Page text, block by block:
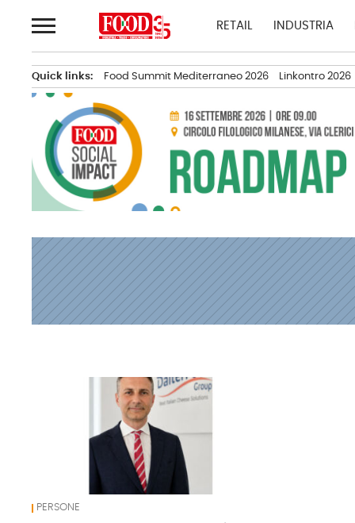
al
RETAIL INDUSTRIA
Quick links: Food Summit Mediterraneo 2026 Linkontro 2026
PERSONE